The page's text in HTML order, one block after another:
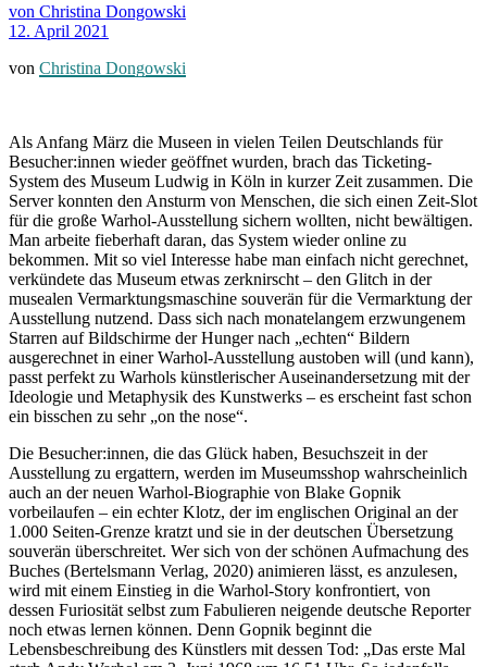
von Christina Dongowski
12. April 2021
von Christina Dongowski
Als Anfang März die Museen in vielen Teilen Deutschlands für
Besucher:innen wieder geöffnet wurden, brach das Ticketing-
System des Museum Ludwig in Köln in kurzer Zeit zusammen. Die
Server konnten den Ansturm von Menschen, die sich einen Zeit-Slot
für die große Warhol-Ausstellung sichern wollten, nicht bewältigen.
Man arbeite fieberhaft daran, das System wieder online zu
bekommen. Mit so viel Interesse habe man einfach nicht gerechnet,
verkündete das Museum etwas zerknirscht – den Glitch in der
musealen Vermarktungsmaschine souverän für die Vermarktung der
Ausstellung nutzend. Dass sich nach monatelangem erzwungenem
Starren auf Bildschirme der Hunger nach „echten“ Bildern
ausgerechnet in einer Warhol-Ausstellung austoben will (und kann),
passt perfekt zu Warhols künstlerischer Auseinandersetzung mit der
Ideologie und Metaphysik des Kunstwerks – es erscheint fast schon
ein bisschen zu sehr „on the nose“.
Die Besucher:innen, die das Glück haben, Besuchszeit in der
Ausstellung zu ergattern, werden im Museumsshop wahrscheinlich
auch an der neuen Warhol-Biographie von Blake Gopnik
vorbeilaufen – ein echter Klotz, der im englischen Original an der
1.000 Seiten-Grenze kratzt und sie in der deutschen Übersetzung
souverän überschreitet. Wer sich von der schönen Aufmachung des
Buches (Bertelsmann Verlag, 2020) animieren lässt, es anzulesen,
wird mit einem Einstieg in die Warhol-Story konfrontiert, von
dessen Furiosität selbst zum Fabulieren neigende deutsche Reporter
noch etwas lernen können. Denn Gopnik beginnt die
Lebensbeschreibung des Künstlers mit dessen Tod: „Das erste Mal